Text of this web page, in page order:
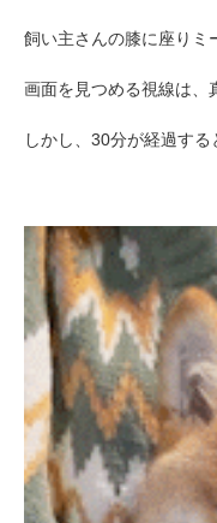
飼い主さんの膝に座りミ
画面を見つめる視線は、
しかし、30分が経過する